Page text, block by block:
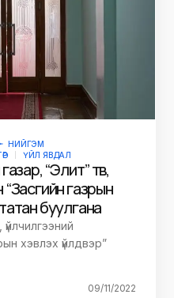
НИЙГЭМ
ҮЙЛ ЯВДАЛ
“Элит” төв,
газрын
буулгана
хэвлэх үйлдвэр”
09/11/2022